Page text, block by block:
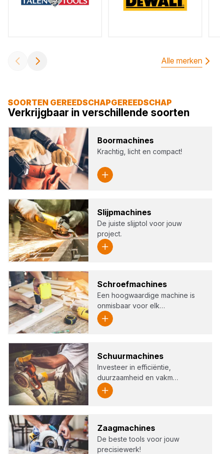
Alle merken
SOORTEN GEREEDSCHAPGEREEDSCHAP
Verkrijgbaar in verschillende soorten
Boor­ma­chi­nes
Krachtig, licht en compact!
Slijp­ma­chi­nes
De juiste slijptol voor jouw
project.
Schroef­ma­chi­nes
Een hoogwaardige machine is
onmisbaar voor elk…
Schuur­ma­chi­nes
Investeer in efficiëntie,
duurzaamheid en vakm…
Zaag­ma­chi­nes
De beste tools voor jouw
precisiewerk!